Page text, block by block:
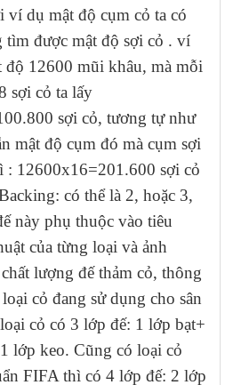
ví dụ mật độ cụm cỏ ta có
tìm được mật độ sợi cỏ . ví
độ 12600 mũi khâu, mà mỗi
sợi cỏ ta lấy
sợi cỏ, tương tự như
mật độ cụm đó mà cụm sợi
: 12600x16=201.600 sợi cỏ
có thể là 2, hoặc 3,
này phụ thuộc vào tiêu
của từng loại và ảnh
lượng đế thảm cỏ, thông
cỏ đang sử dụng cho sân
cỏ có 3 lớp đế: 1 lớp bạt+
lớp keo. Cũng có loại cỏ
FIFA thì có 4 lớp đế: 2 lớp